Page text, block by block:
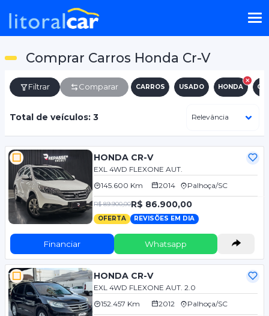
Comprar Carros Honda Cr-V
Filtrar Comparar CARROS USADO HONDA
Total de veículos: 3
HONDA CR-V
EXL 4WD FLEXONE AUT.
145.600 Km
2014 Palhoça/SC
R$ 89.900,00R$ 86.900,00
OFERTA REVISÕES EM DIA
Financiar Whatsapp
HONDA CR-V
EXL 4WD FLEXONE AUT. 2.0
152.457 Km
2012 Palhoça/SC